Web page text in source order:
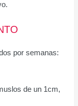
por semanas:
de un 1cm,